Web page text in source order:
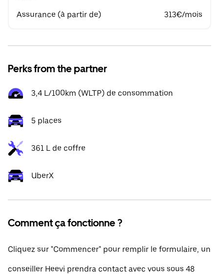
Assurance (à partir de) 313€/mois
Perks from the partner
3,4 L/100km (WLTP) de consommation
5 places
361 L de coffre
UberX
Comment ça fonctionne ?
Cliquez sur "Commencer" pour remplir le formulaire, un
conseiller Heevi prendra contact avec vous sous 48